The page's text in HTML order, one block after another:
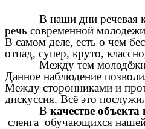
В наши дни речевая
речь современной
В самом деле, есть о чем
отпад, супер, круто,
Между тем
Данное наблюдение
Между сторонниками и
дискуссия. Всё это
В качестве объекта
сленга обучающихся